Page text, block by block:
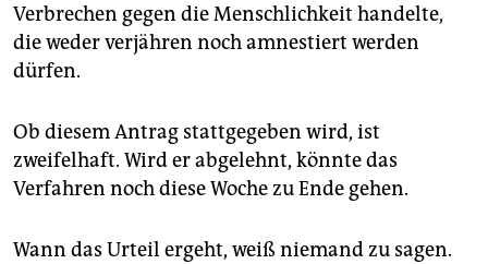
Verbrechen gegen die Menschlichkeit handelte,
die weder verjähren noch amnestiert werden
dürfen.
Ob diesem Antrag stattgegeben wird, ist
zweifelhaft. Wird er abgelehnt, könnte das
Verfahren noch diese Woche zu Ende gehen.
Wann das Urteil ergeht, weiß niemand zu sagen.